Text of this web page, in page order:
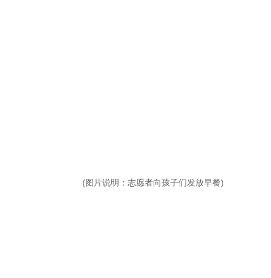
(图片说明：志愿者向孩子们发放早餐)